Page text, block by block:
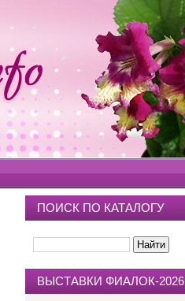
ПОИСК ПО КАТАЛОГУ
ВЫСТАВКИ ФИАЛОК-2026